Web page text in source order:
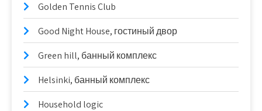
Golden Tennis Club
Good Night House, гостиный двор
Green hill, банный комплекс
Helsinki, банный комплекс
Household logic